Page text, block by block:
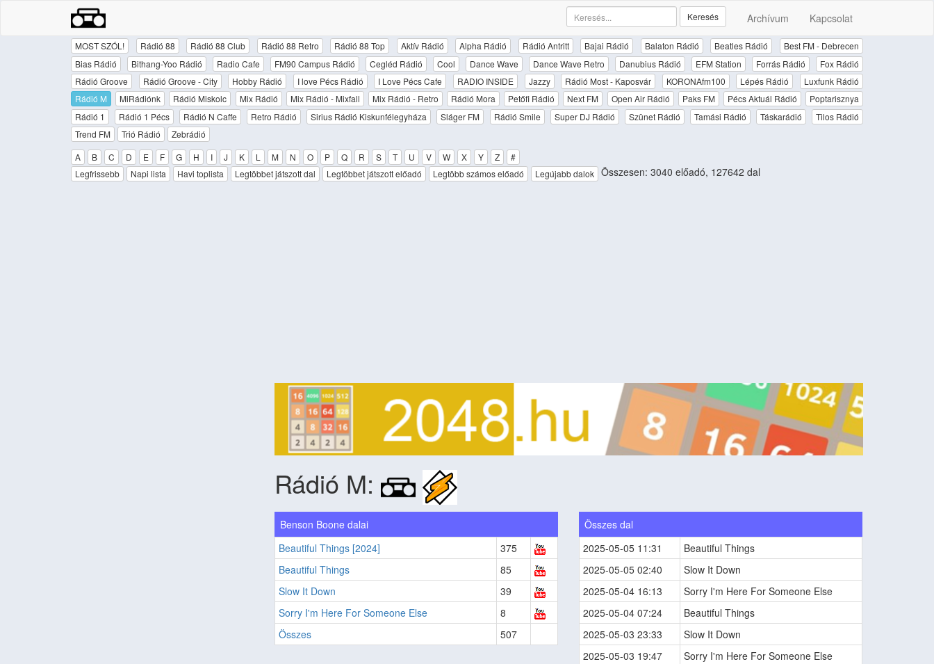
Archívum Kapcsolat
Keresés
MOST SZÓL! Rádió 88 Rádió 88 Club Rádió 88 Retro Rádió 88 Top Aktív Rádió Alpha Rádió Rádió Antritt Bajai Rádió Balaton Rádió Beatles Rádió
Best FM - Debrecen
Bias Rádió
Bithang-Yoo Rádió Radio Cafe FM90 Campus Rádió Cegléd Rádió Cool Dance Wave Dance Wave Retro Danubius Rádió EFM Station Forrás Rádió
Fox Rádió
Rádió Groove
Rádió Groove - City Hobby Rádió I love Pécs Rádió I Love Pécs Cafe RADIO INSIDE Jazzy Rádió Most - Kaposvár KORONAfm100 Lépés Rádió
Luxfunk Rádió
Rádió M
MiRádiónk Rádió Miskolc Mix Rádió Mix Rádió - Mixfall Mix Rádió - Retro Rádió Mora Petőfi Rádió Next FM Open Air Rádió Paks FM Pécs Aktuál Rádió
Poptarisznya
Rádió 1
Rádió 1 Pécs Rádió N Caffe Retro Rádió Sirius Rádió Kiskunfélegyháza Sláger FM Rádió Smile Super DJ Rádió Szünet Rádió Tamási Rádió Táskarádió
Tilos Rádió
Trend FM
Trió Rádió
Zebrádió
A
B C D E F G H I J K L M N O P Q R S T U V W X Y Z
#
Legfrissebb
Napi lista Havi toplista Legtöbbet játszott dal Legtöbbet játszott előadó Legtöbb számos előadó Legújabb dalok Összesen: 3040 előadó, 127642 dal
Rádió M:
Benson Boone dalai
Beautiful Things [2024]
375
Beautiful Things
85
Slow It Down
39
Sorry I'm Here For Someone Else
8
Összes
507
Összes dal
2025-05-05 11:31
Beautiful Things
2025-05-05 02:40
Slow It Down
2025-05-04 16:13
Sorry I'm Here For Someone Else
2025-05-04 07:24
Beautiful Things
2025-05-03 23:33
Slow It Down
2025-05-03 19:47
Sorry I'm Here For Someone Else